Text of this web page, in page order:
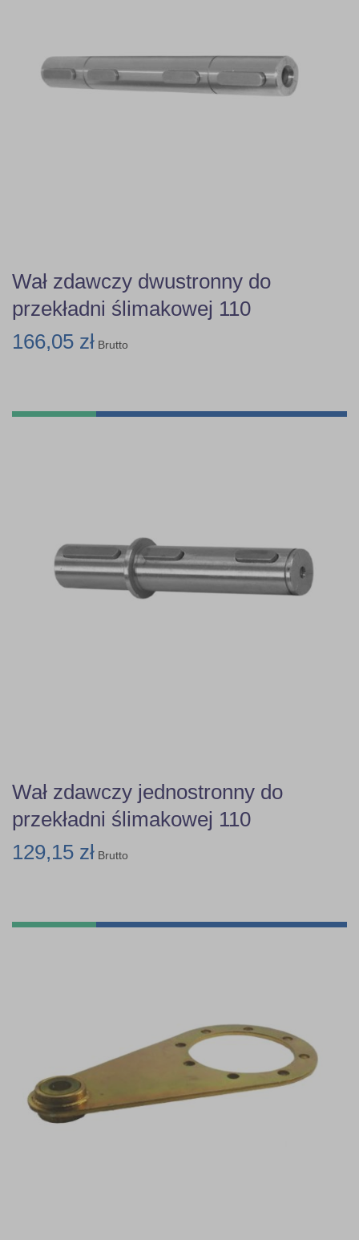
Wał zdawczy dwustronny do
przekładni ślimakowej 110
166,05 zł Brutto
Wał zdawczy jednostronny do
przekładni ślimakowej 110
129,15 zł Brutto